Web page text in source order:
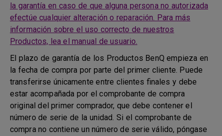
la garantía en caso de que alguna persona no autorizada
efectúe cualquier alteración o reparación. Para más
información sobre el uso correcto de nuestros
Productos, lea el manual de usuario.
El plazo de garantía de los Productos BenQ empieza en
la fecha de compra por parte del primer cliente. Puede
transferirse únicamente entre clientes finales y debe
estar acompañada por el comprobante de compra
original del primer comprador, que debe contener el
número de serie de la unidad. Si el comprobante de
compra no contiene un número de serie válido, póngase